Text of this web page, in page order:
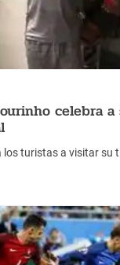
celebra
los turistas a visitar su